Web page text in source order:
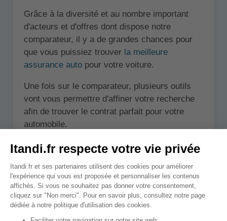
Grâce à la diversité et au nombre important
d'acteurs et d'offres dont dispose notre
comparateur, il y a de grandes chances pour
que vous puissiez trouver la meilleure
assurance autopour votre voiture.
Une fois sur le comparateur, plusieurs outils
vont vous permettre d'affiner votre recherche
afin de trouver le contrat parfait pour votre
automobile.
Les filtres
Une palette de filtres sont disponibles
directement depuis le panel d'offres que le
comparateur affiche. Cette palette permet: